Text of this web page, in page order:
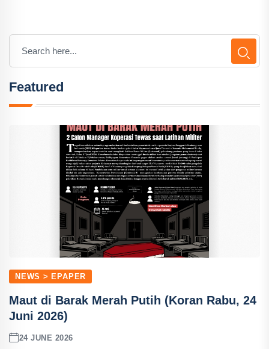
Featured
NEWS > EPAPER
Maut di Barak Merah Putih (Koran Rabu, 24
Juni 2026)
24 JUNE 2026